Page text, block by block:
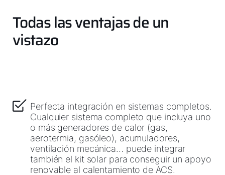
Todas las ventajas de un
vistazo
Perfecta integración en sistemas completos.
Cualquier sistema completo que incluya uno
o más generadores de calor (gas,
aerotermia, gasóleo), acumuladores,
ventilación mecánica… puede integrar
también el kit solar para conseguir un apoyo
renovable al calentamiento de ACS.
Downloads
Service App